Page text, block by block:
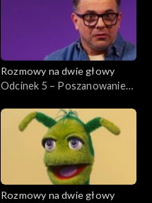
Rozmowy na dwie głowy
Odcinek 5 – Poszanowanie
Rozmowy na dwie głowy